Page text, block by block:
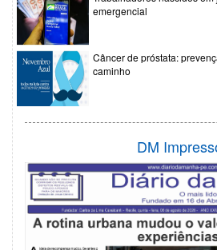
emergencial
Câncer de próstata:
caminho
DM